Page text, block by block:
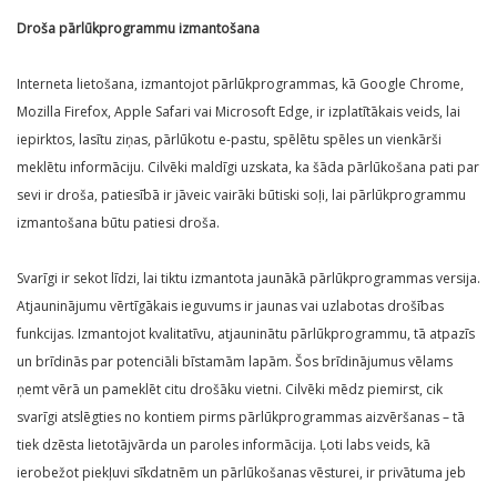
Droša pārlūkprogrammu izmantošana
Interneta lietošana, izmantojot pārlūkprogrammas, kā Google Chrome,
Mozilla Firefox, Apple Safari vai Microsoft Edge, ir izplatītākais veids, lai
iepirktos, lasītu ziņas, pārlūkotu e-pastu, spēlētu spēles un vienkārši
meklētu informāciju. Cilvēki maldīgi uzskata, ka šāda pārlūkošana pati par
sevi ir droša, patiesībā ir jāveic vairāki būtiski soļi, lai pārlūkprogrammu
izmantošana būtu patiesi droša.
Svarīgi ir sekot līdzi, lai tiktu izmantota jaunākā pārlūkprogrammas versija.
Atjauninājumu vērtīgākais ieguvums ir jaunas vai uzlabotas drošības
funkcijas. Izmantojot kvalitatīvu, atjauninātu pārlūkprogrammu, tā atpazīs
un brīdinās par potenciāli bīstamām lapām. Šos brīdinājumus vēlams
ņemt vērā un pameklēt citu drošāku vietni. Cilvēki mēdz piemirst, cik
svarīgi atslēgties no kontiem pirms pārlūkprogrammas aizvēršanas – tā
tiek dzēsta lietotājvārda un paroles informācija. Ļoti labs veids, kā
ierobežot piekļuvi sīkdatnēm un pārlūkošanas vēsturei, ir privātuma jeb